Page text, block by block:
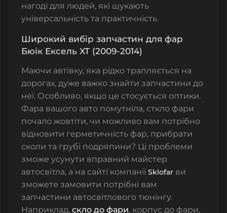
нагоді для людей, які шукають
універсальність та практичність.
Широкий вибір запчастин для фар
Бюік Ексель XT (2009-2014)
Маючи автівку, яка рідко трапляється на
дорогах, дуже важко знайти запчастини до
неї. Особливо, якщо це стосується оптики.
Фара вашого авто помутніла, сткло фари
почало жовтіти, чи можливо вам потрібно
відновити герметичність фар, прибрати
сколи та грубі подряпини? Ці проблеми
зможе усунути вправний майстер
автосвітла, а на сайті компанії Sklofar ви
зможете замовити потрібні вам
запчастини автосвітлового тюнінгу.
Наприклад, скло до фари, корпус до фари,